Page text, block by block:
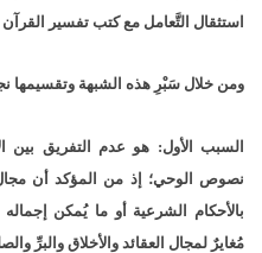
استثقال التَّعامل مع كتب تفسير
ومن خلال سَبْرِ هذه الشبهة وتقسيمها
السبب الأول: هو عدم التفريق بين
نصوص الوحي؛ إذ من المؤكد أن مجال
بالأحكام الشرعية أو ما يُمكن
مُغايرٌ لمجال العقائد والأخلاق والبرِّ